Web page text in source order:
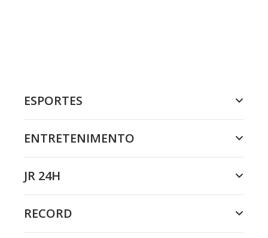
ESPORTES
ENTRETENIMENTO
JR 24H
RECORD